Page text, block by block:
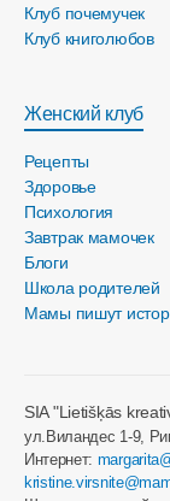
Клуб почемучек
Клуб книголюбов
Женский клуб
Рецепты
Здоровье
Психология
Завтрак мамочек
Блоги
Школа родителей
Мамы пишут
SIA "Lietišķās
ул.Виландес 1-9,
Интернет: